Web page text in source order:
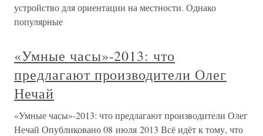
устройство для ориентации на местности. Однако
популярные
«Умные часы»-2013: что
предлагают производители Олег
Нечай
«Умные часы»-2013: что предлагают производители Олег
Нечай Опубликовано 08 июля 2013 Всё идёт к тому, что